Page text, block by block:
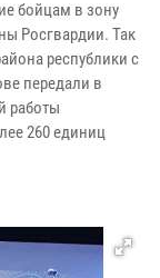
бойцам в зону
Росгвардии. Так
республики с
передали в
работы
260 единиц